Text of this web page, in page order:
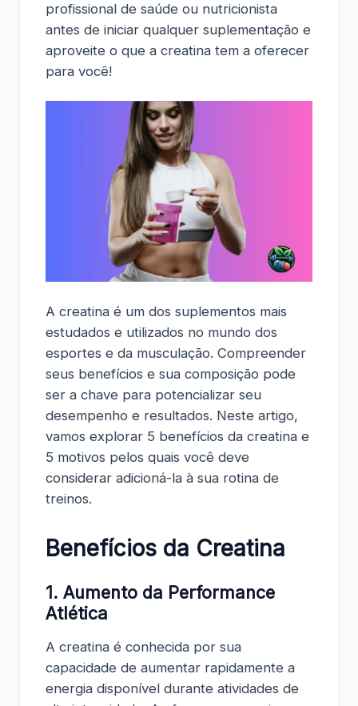
profissional de saúde ou nutricionista
antes de iniciar qualquer suplementação e
aproveite o que a creatina tem a oferecer
para você!
A creatina é um dos suplementos mais
estudados e utilizados no mundo dos
esportes e da musculação. Compreender
seus benefícios e sua composição pode
ser a chave para potencializar seu
desempenho e resultados. Neste artigo,
vamos explorar 5 benefícios da creatina e
5 motivos pelos quais você deve
considerar adicioná-la à sua rotina de
treinos.
Benefícios da Creatina
1. Aumento da Performance
Atlética
A creatina é conhecida por sua
capacidade de aumentar rapidamente a
energia disponível durante atividades de